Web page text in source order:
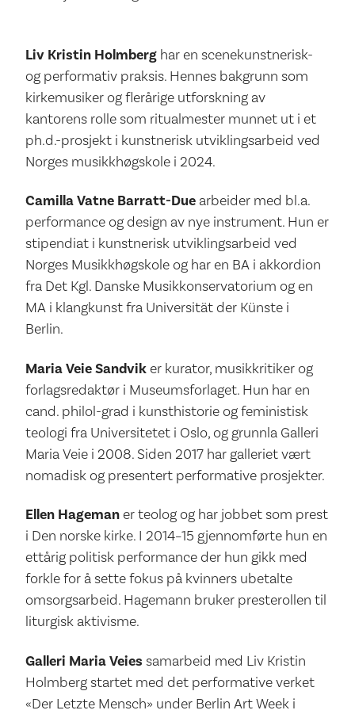
Liv Kristin Holmberg har en scenekunstnerisk-
og performativ praksis. Hennes bakgrunn som
kirkemusiker og flerårige utforskning av
kantorens rolle som ritualmester munnet ut i et
ph.d.-prosjekt i kunstnerisk utviklingsarbeid ved
Norges musikkhøgskole i 2024.
Camilla Vatne Barratt-Due arbeider med bl.a.
performance og design av nye instrument. Hun er
stipendiat i kunstnerisk utviklingsarbeid ved
Norges Musikkhøgskole og har en BA i akkordion
fra Det Kgl. Danske Musikkonservatorium og en
MA i klangkunst fra Universität der Künste i
Berlin.
Maria Veie Sandvik er kurator, musikkritiker og
forlagsredaktør i Museumsforlaget. Hun har en
cand. philol-grad i kunsthistorie og feministisk
teologi fra Universitetet i Oslo, og grunnla Galleri
Maria Veie i 2008. Siden 2017 har galleriet vært
nomadisk og presentert performative prosjekter.
Ellen Hageman er teolog og har jobbet som prest
i Den norske kirke. I 2014–15 gjennomførte hun en
ettårig politisk performance der hun gikk med
forkle for å sette fokus på kvinners ubetalte
omsorgsarbeid. Hagemann bruker presterollen til
liturgisk aktivisme.
Galleri Maria Veies samarbeid med Liv Kristin
Holmberg startet med det performative verket
«Der Letzte Mensch» under Berlin Art Week i